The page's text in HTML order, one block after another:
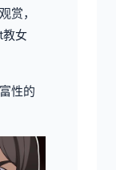
赏，
教女
性的